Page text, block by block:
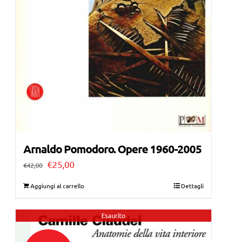
Arnaldo Pomodoro. Opere 1960-2005
€42,00 Il
era:
€42,00.
€25,00Il
è:
€25,00.
Aggiungi al carrello Dettagli
Esaurito